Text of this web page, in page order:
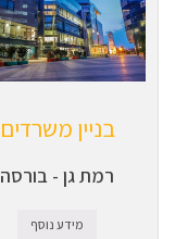
בניין משרדים
רמת גן - בורסה
מידע נוסף